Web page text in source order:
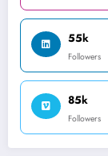
55k
Followers
85k
Followers